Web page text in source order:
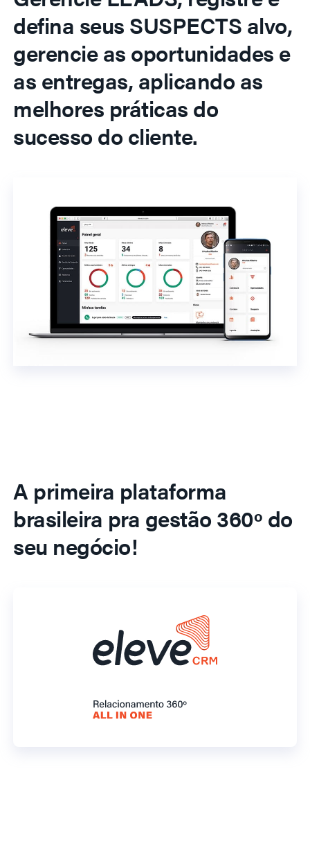
defina seus SUSPECTS alvo,
gerencie as oportunidades e
as entregas, aplicando as
melhores práticas do
sucesso do cliente.
A primeira plataforma
brasileira pra gestão 360º do
seu negócio!